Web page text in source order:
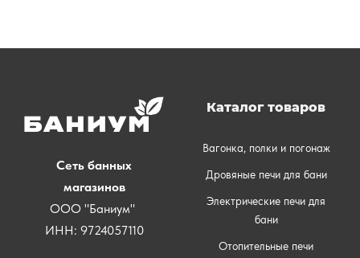
Сеть банных
магазинов
ООО "Баниум"
ИНН: 9724057110
Каталог товаров
Вагонка, полки и погонаж
Дровяные печи для бани
Электрические печи для
бани
Отопительные печи